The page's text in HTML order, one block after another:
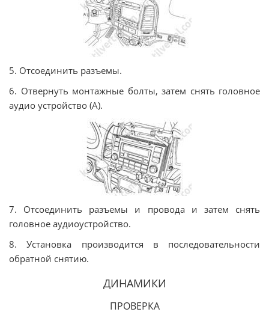
5. Отсоединить разъемы.
6. Отвернуть монтажные болты, затем снять головное
аудио устройство (А).
7. Отсоединить разъемы и провода и затем снять
головное аудиоустройство.
8. Установка производится в последовательности
обратной снятию.
ДИНАМИКИ
ПРОВЕРКА